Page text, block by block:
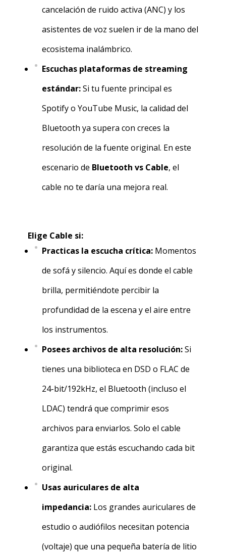
cancelación de ruido activa (ANC) y los
asistentes de voz suelen ir de la mano del
ecosistema inalámbrico.
Escuchas plataformas de streaming
estándar:Si tu fuente principal es
Spotify o YouTube Music, la calidad del
Bluetooth ya supera con creces la
resolución de la fuente original. En este
escenario de Bluetooth vs Cable, el
cable no te daría una mejora real.
Elige Cable si:
Practicas la escucha crítica: Momentos
de sofá y silencio. Aquí es donde el cable
brilla, permitiéndote percibir la
profundidad de la escena y el aire entre
los instrumentos.
Posees archivos de alta resolución:Si
tienes una biblioteca en DSD o FLAC de
24-bit/192kHz, el Bluetooth (incluso el
LDAC) tendrá que comprimir esos
archivos para enviarlos. Solo el cable
garantiza que estás escuchando cada bit
original.
Usas auriculares de alta
impedancia: Los grandes auriculares de
estudio o audiófilos necesitan potencia
(voltaje) que una pequeña batería de litio